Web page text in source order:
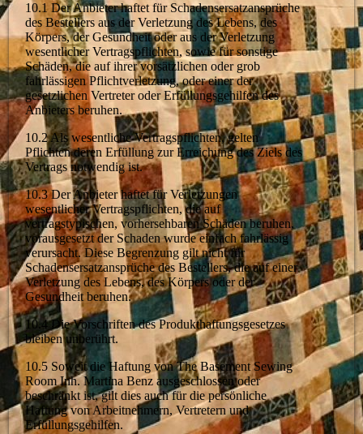
10.1 Der Anbieter haftet für Schadensersatzansprüche
des Bestellers aus der Verletzung des Lebens, des
Körpers, der Gesundheit oder aus der Verletzung
wesentlicher Vertragspflichten, sowie für sonstige
Schäden, die auf ihrer vorsätzlichen oder grob
fahrlässigen Pflichtverletzung, oder einer der
gesetzlichen Vertreter oder Erfüllungsgehilfen des
Anbieters beruhen.
10.2 Als wesentliche Vertragspflichten, gelten
Pflichten deren Erfüllung zur Erreichung des Ziels des
Vertrags notwendig ist.
10.3 Der Anbieter haftet für Verletzungen
wesentlicher Vertragspflichten, die auf
vertragstypischen, vorhersehbaren Schäden beruhen,
vorausgesetzt der Schaden wurde einfach fahrlässig
verursacht. Diese Begrenzung gilt nicht für
Schadensersatzansprüche des Bestellers, die auf einer
Verletzung des Lebens, des Körpers oder der
Gesundheit beruhen.
10.4 Die Vorschriften des Produkthaftungsgesetzes
bleiben unberührt.
10.5 Soweit die Haftung von The Basement Sewing
Room Inh. Martina Benz ausgeschlossen oder
beschränkt ist, gilt dies auch für die persönliche
Haftung von Arbeitnehmern, Vertretern und
Erfüllungsgehilfen.